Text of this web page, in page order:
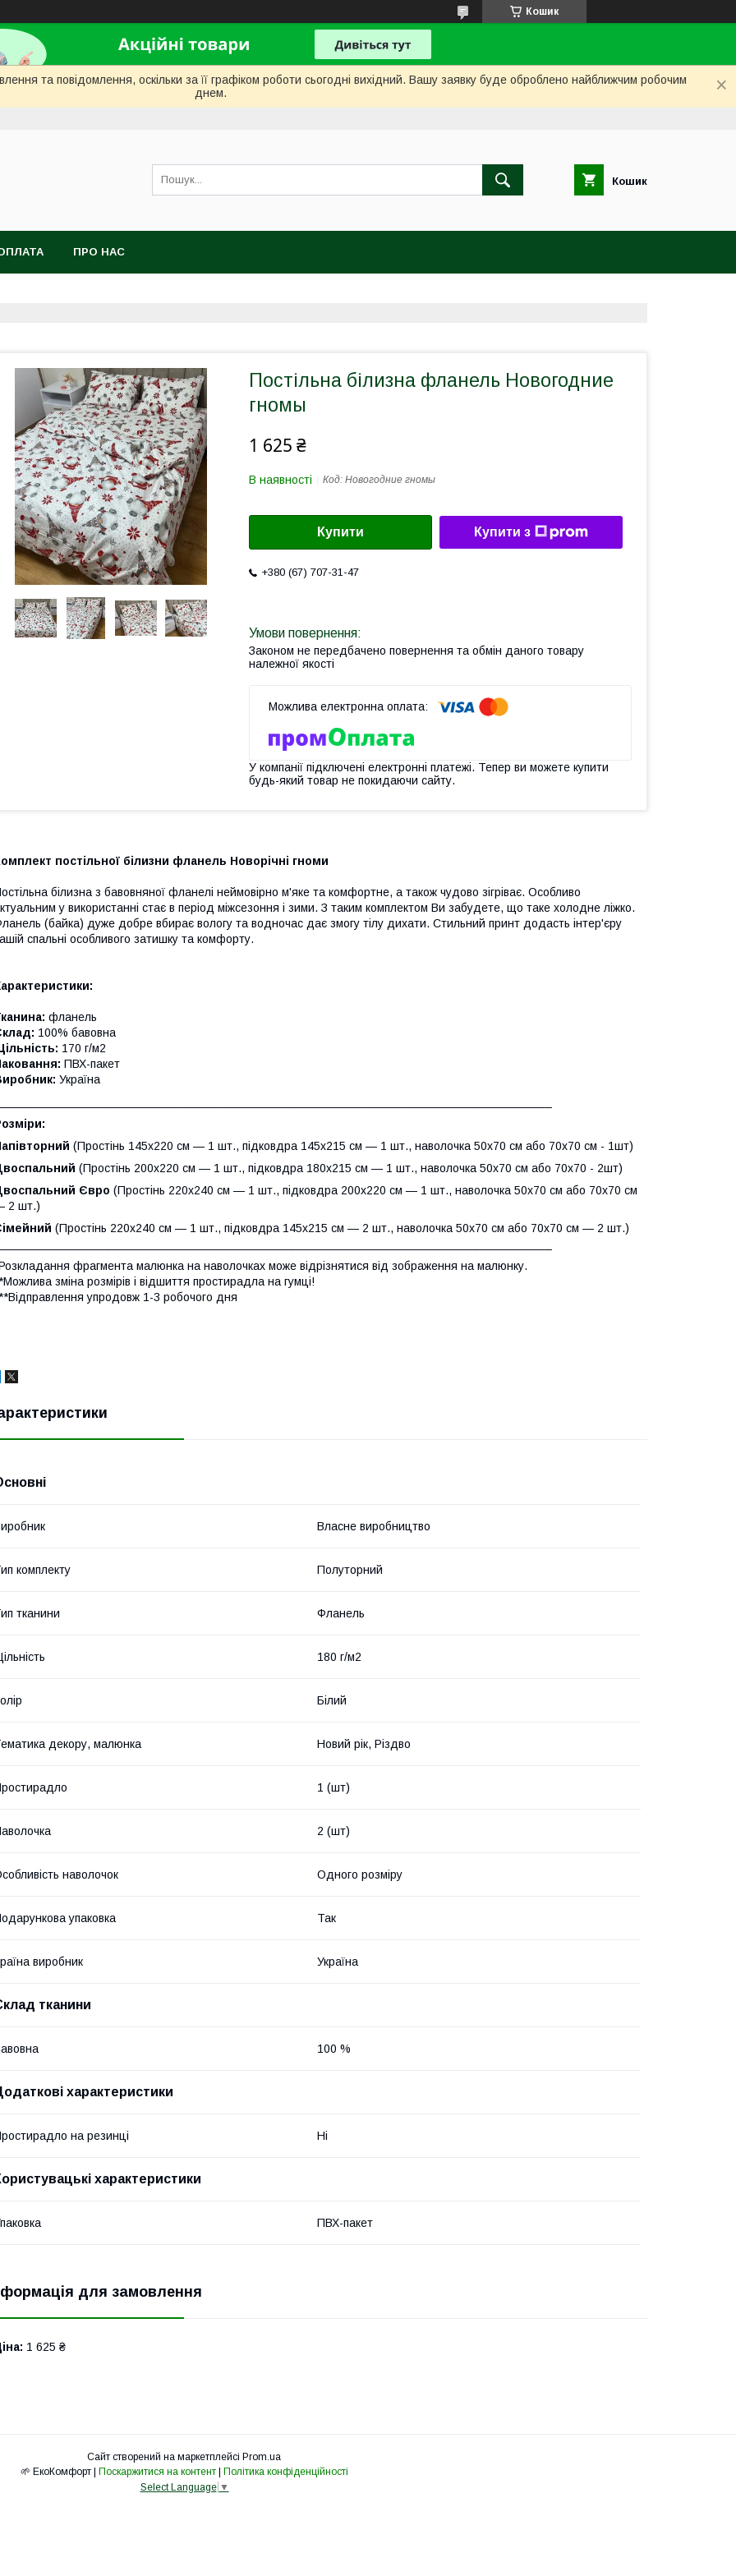
Кошик
та повідомлення, оскільки за її графіком роботи сьогодні вихідний. Вашу заявку буде оброблено найближчим робочим
днем.
Кошик
ПРО НАС
Постільна білизна фланель Новогодние
гномы
1 625 ₴
В наявності Код: Новогодние гномы
Купити Купити з
+380 (67) 707-31-47
Законом не передбачено повернення та обмін даного товару
належної якості
У компанії підключені електронні платежі. Тепер ви можете купити
будь-який товар не покидаючи сайту.
постільної білизни фланель Новорічні гноми
білизна з бавовняної фланелі неймовірно м'яке та комфортне, а також чудово зігріває. Особливо
у використанні стає в період міжсезоння і зими. З таким комплектом Ви забудете, що таке холодне ліжко.
(байка) дуже добре вбирає вологу та водночас дає змогу тілу дихати. Стильний принт додасть інтер'єру
спальні особливого затишку та комфорту.
фланель
100% бавовна
170 г/м2
ПВХ-пакет
Україна
(Простінь 145х220 см — 1 шт., підковдра 145х215 см — 1 шт., наволочка 50х70 см або 70х70 см - 1шт)
(Простінь 200х220 см — 1 шт., підковдра 180х215 см — 1 шт., наволочка 50х70 см або 70х70 - 2шт)
Євро (Простінь 220х240 см — 1 шт., підковдра 200х220 см — 1 шт., наволочка 50х70 см або 70х70 см
2 шт.)
(Простінь 220х240 см — 1 шт., підковдра 145х215 см — 2 шт., наволочка 50х70 см або 70х70 см — 2 шт.)
фрагмента малюнка на наволочках може відрізнятися від зображення на малюнку.
зміна розмірів і відшиття простирадла на гумці!
упродовж 1-3 робочого дня
Власне виробництво
комплекту Полуторний
тканини Фланель
180 г/м2
Білий
декору, малюнка Новий рік, Різдво
1 (шт)
2 (шт)
наволочок Одного розміру
упаковка Так
виробник Україна
тканини
100 %
характеристики
на резинці Ні
характеристики
ПВХ-пакет
для замовлення
1 625 ₴
Сайт створений на маркетплейсі Prom.ua
Поскаржитися на контент
Політика конфіденційності
Select Language ▼